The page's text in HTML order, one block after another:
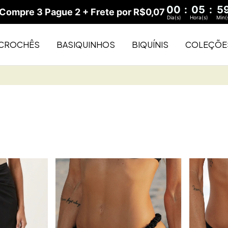
3 Pague 2 + Frete por R$0,07 00 : 05 :
Dia(s) Hora(s)
BASIQUINHOS BIQUÍNIS